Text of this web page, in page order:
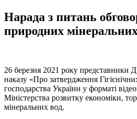
Нарада з питань
природних
26 березня 2021 року представники
наказу «Про затвердження
господарства України у форматі
Міністерства розвитку економіки,
мінеральних вод.